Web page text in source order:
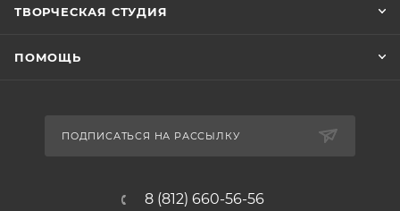
ТВОРЧЕСКАЯ СТУДИЯ
ПОМОЩЬ
ПОДПИСАТЬСЯ НА РАССЫЛКУ
8 (812) 660-56-56